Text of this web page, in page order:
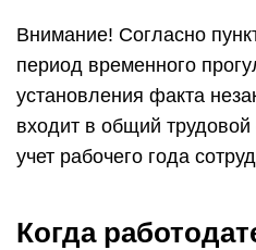
Внимание! Согласно
период временного
установления факта
входит в общий трудовой
учет рабочего года
Когда